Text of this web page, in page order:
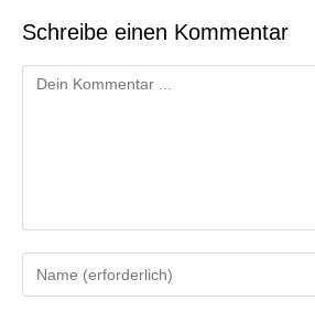
Schreibe einen Kommentar
Kommentieren
Gib
deinen